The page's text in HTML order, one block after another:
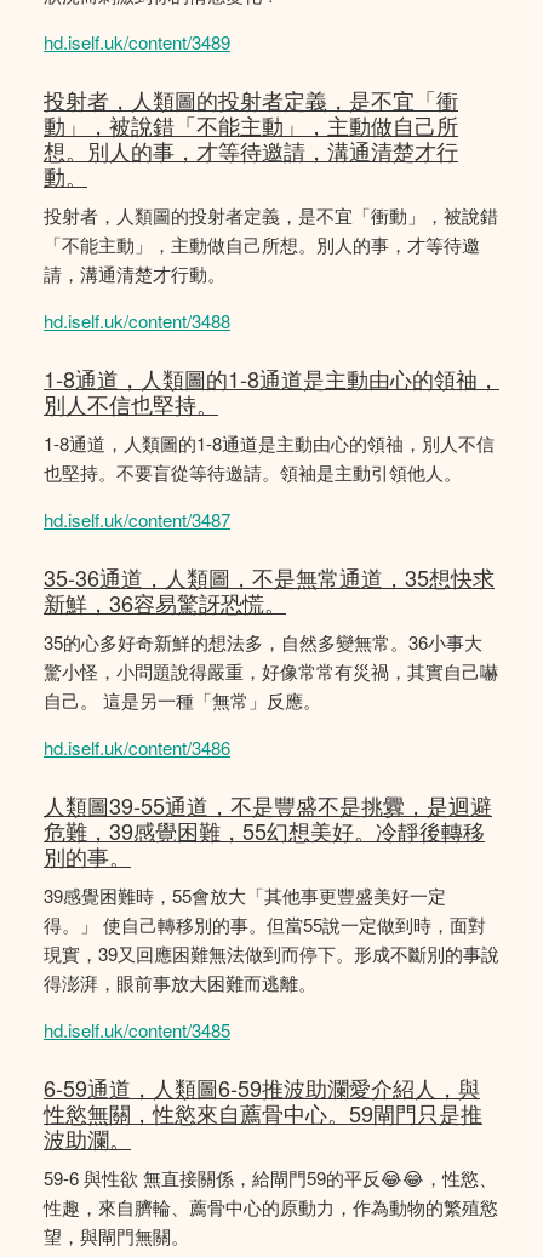
hd.iself.uk/content/3489
投射者，人類圖的投射者定義，是不宜「衝
動」，被說錯「不能主動」，主動做自己所
想。別人的事，才等待邀請，溝通清楚才行
動。
投射者，人類圖的投射者定義，是不宜「衝動」，被說錯
「不能主動」，主動做自己所想。別人的事，才等待邀
請，溝通清楚才行動。
hd.iself.uk/content/3488
1-8通道，人類圖的1-8通道是主動由心的領䄂，
別人不信也堅持。
1-8通道，人類圖的1-8通道是主動由心的領䄂，別人不信
也堅持。不要盲從等待邀請。領袖是主動引領他人。
hd.iself.uk/content/3487
35-36通道，人類圖，不是無常通道，35想快求
新鮮，36容易驚訝恐慌。
35的心多好奇新鮮的想法多，自然多變無常。36小事大
驚小怪，小問題說得嚴重，好像常常有災禍，其實自己嚇
自己。 這是另一種「無常」反應。
hd.iself.uk/content/3486
人類圖39-55通道，不是豐盛不是挑釁，是迴避
危難，39感覺困難，55幻想美好。冷靜後轉移
別的事。
39感覺困難時，55會放大「其他事更豐盛美好一定
得。」 使自己轉移別的事。但當55說一定做到時，面對
現實，39又回應困難無法做到而停下。形成不斷別的事說
得澎湃，眼前事放大困難而逃離。
hd.iself.uk/content/3485
6-59通道，人類圖6-59推波助瀾愛介紹人，與
性慾無關，性慾來自薦骨中心。59閘門只是推
波助瀾。
59-6 與性欲 無直接關係，給閘門59的平反😂😂，性慾、
性趣，來自臍輪、薦骨中心的原動力，作為動物的繁殖慾
望，與閘門無關。